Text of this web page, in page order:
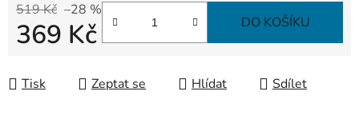
519 Kč –28 %
369 Kč DO KOŠÍKU
Tisk Zeptat se Hlídat Sdílet